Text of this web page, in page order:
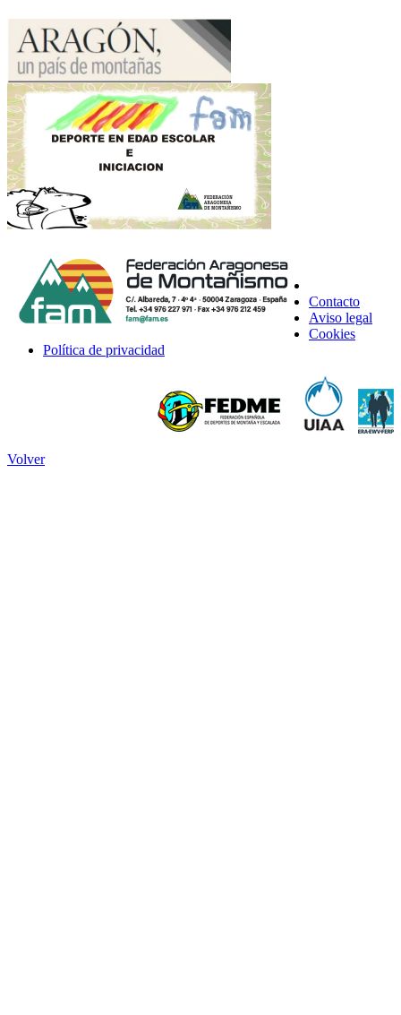
Contacto
Aviso legal
Cookies
Política de privacidad
Volver